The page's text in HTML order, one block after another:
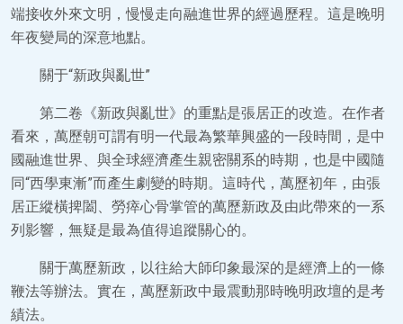
端接收外來文明，慢慢走向融進世界的經過歷程。這是晚明
年夜變局的深意地點。
關于“新政與亂世”
第二卷《新政與亂世》的重點是張居正的改造。在作者
看來，萬歷朝可謂有明一代最為繁華興盛的一段時間，是中
國融進世界、與全球經濟產生親密關系的時期，也是中國隨
同“西學東漸”而產生劇變的時期。這時代，萬歷初年，由張
居正縱橫捭闔、勞瘁心骨掌管的萬歷新政及由此帶來的一系
列影響，無疑是最為值得追蹤關心的。
關于萬歷新政，以往給大師印象最深的是經濟上的一條
鞭法等辦法。實在，萬歷新政中最震動那時晚明政壇的是考
績法。